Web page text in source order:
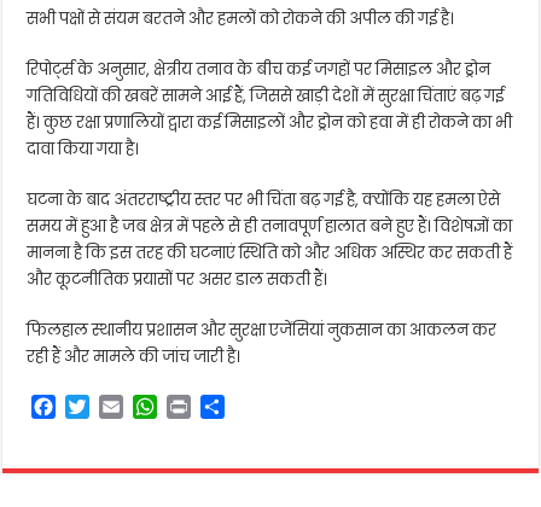
सभी पक्षों से संयम बरतने और हमलों को रोकने की अपील की गई है।
रिपोर्ट्स के अनुसार, क्षेत्रीय तनाव के बीच कई जगहों पर मिसाइल और ड्रोन
गतिविधियों की खबरें सामने आई हैं, जिससे खाड़ी देशों में सुरक्षा चिंताएं बढ़ गई
हैं। कुछ रक्षा प्रणालियों द्वारा कई मिसाइलों और ड्रोन को हवा में ही रोकने का भी
दावा किया गया है।
घटना के बाद अंतरराष्ट्रीय स्तर पर भी चिंता बढ़ गई है, क्योंकि यह हमला ऐसे
समय में हुआ है जब क्षेत्र में पहले से ही तनावपूर्ण हालात बने हुए हैं। विशेषज्ञों का
मानना है कि इस तरह की घटनाएं स्थिति को और अधिक अस्थिर कर सकती हैं
और कूटनीतिक प्रयासों पर असर डाल सकती हैं।
फिलहाल स्थानीय प्रशासन और सुरक्षा एजेंसियां नुकसान का आकलन कर
रही हैं और मामले की जांच जारी है।
F
e
T
t
E
i
W
t
P
n
r